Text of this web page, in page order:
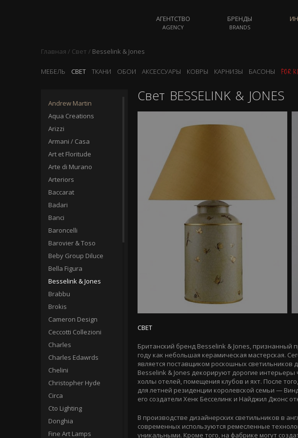
АГЕНТСТВО
AGENCY
БРЕНДЫ
BRANDS
Главная / Свет / Besselink & Jones
МЕБЕЛЬ СВЕТ ТКАНИ ОБОИ АКСЕССУАРЫ КОВРЫ КАРНИЗЫ БАСОНЫ
Andrew Martin
Aqua Creations
Arizzi
Armani / Casa
Art et Floritude
Arte di Murano
Arteriors
Baccarat
Badari
Banci
Baroncelli
Barovier & Toso
Beby Group Diluce
Bella Figura
Besselink & Jones
Brabbu
Brokis
Cameron Design
Ceccotti Collezioni
Charles
Charles Edawrds
Chelini
Christopher Hyde
Circa
Cto Lighting
Donghia
Fine Art Lamps
Свет BESSELINK & JONES
СВЕТ
Британский бренд Besselink & Jones, признанный
году как небольшая керамическая мастерская.
является поставщиком роскошных светильников
Besselink & Jones декорируют дорогие
холлы отелей, помещения клубов и яхт. После
для летней резиденции королевской семьи —
его создатели Хенк Бесселинк и Найджил Джонс
В производстве дизайнерских светильников в
современных используются ремесленные
уникальными. Кроме того, на фабрике могут